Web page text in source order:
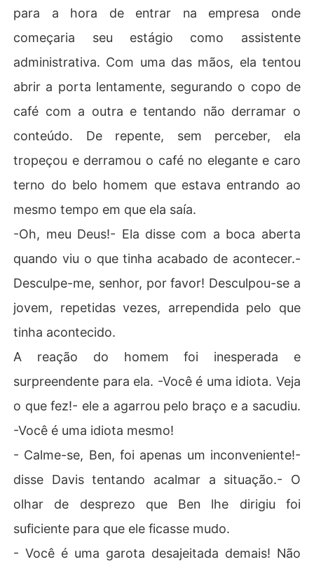
para a hora de entrar na empresa onde
começaria seu estágio como assistente
administrativa. Com uma das mãos, ela tentou
abrir a porta lentamente, segurando o copo de
café com a outra e tentando não derramar o
conteúdo. De repente, sem perceber, ela
tropeçou e derramou o café no elegante e caro
terno do belo homem que estava entrando ao
mesmo tempo em que ela saía.
-Oh, meu Deus!- Ela disse com a boca aberta
quando viu o que tinha acabado de acontecer.-
Desculpe-me, senhor, por favor! Desculpou-se a
jovem, repetidas vezes, arrependida pelo que
tinha acontecido.
A reação do homem foi inesperada e
surpreendente para ela. -Você é uma idiota. Veja
o que fez!- ele a agarrou pelo braço e a sacudiu.
-Você é uma idiota mesmo!
- Calme-se, Ben, foi apenas um inconveniente!-
disse Davis tentando acalmar a situação.- O
olhar de desprezo que Ben lhe dirigiu foi
suficiente para que ele ficasse mudo.
- Você é uma garota desajeitada demais! Não